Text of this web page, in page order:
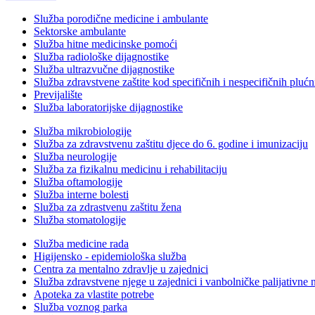
Služba porodične medicine i ambulante
Sektorske ambulante
Služba hitne medicinske pomoći
Služba radiološke dijagnostike
Služba ultrazvučne dijagnostike
Služba zdravstvene zaštite kod specifičnih i nespecifičnih
Previjalište
Služba laboratorijske dijagnostike
Služba mikrobiologije
Služba za zdravstvenu zaštitu djece do 6. godine i imunizaciju
Služba neurologije
Služba za fizikalnu medicinu i rehabilitaciju
Služba oftamologije
Služba interne bolesti
Služba za zdrastvenu zaštitu žena
Služba stomatologije
Služba medicine rada
Higijensko - epidemiološka služba
Centra za mentalno zdravlje u zajednici
Služba zdravstvene njege u zajednici i vanbolničke palijativne
Apoteka za vlastite potrebe
Služba voznog parka